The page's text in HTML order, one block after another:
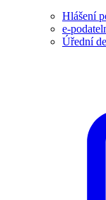
Hlášení
e-
Úřední